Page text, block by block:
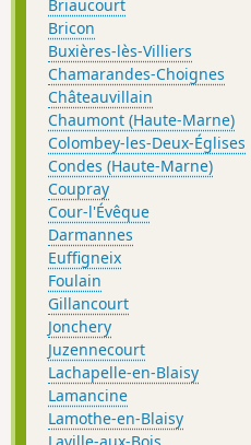
Briaucourt
Bricon
Buxières-lès-Villiers
Chamarandes-Choignes
Châteauvillain
Chaumont (Haute-Marne)
Colombey-les-Deux-Églises
Condes (Haute-Marne)
Coupray
Cour-l'Évêque
Darmannes
Euffigneix
Foulain
Gillancourt
Jonchery
Juzennecourt
Lachapelle-en-Blaisy
Lamancine
Lamothe-en-Blaisy
Laville-aux-Bois